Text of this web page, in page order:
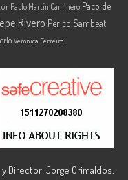
Pablo Martín Caminero Paco de
Rivero Perico Sambeat
Verónica Ferreiro
Director: Jorge Grimaldos.